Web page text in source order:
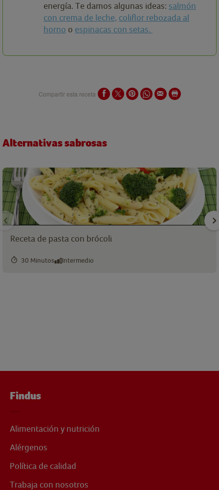
energía. Te damos algunas ideas: salmón
con crema de leche, coliflor rebozada al
horno o espinacas con setas.
Compartir esta receta
Alternativas sabrosas
Receta de pasta con brócoli
30 Minutos Intermedio
Findus
Alimentación y nutrición
Alérgenos
Política de calidad
Trabaja con nosotros